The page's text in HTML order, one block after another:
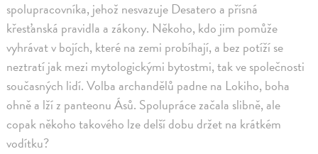
spolupracovníka, jehož nesvazuje Desatero a přísná
křesťanská pravidla a zákony. Někoho, kdo jim pomůže
vyhrávat v bojích, které na zemi probíhají, a bez potíží se
neztratí jak mezi mytologickými bytostmi, tak ve společnosti
současných lidí. Volba archandělů padne na Lokiho, boha
ohně a lží z panteonu Ásů. Spolupráce začala slibně, ale
copak někoho takového lze delší dobu držet na krátkém
vodítku?